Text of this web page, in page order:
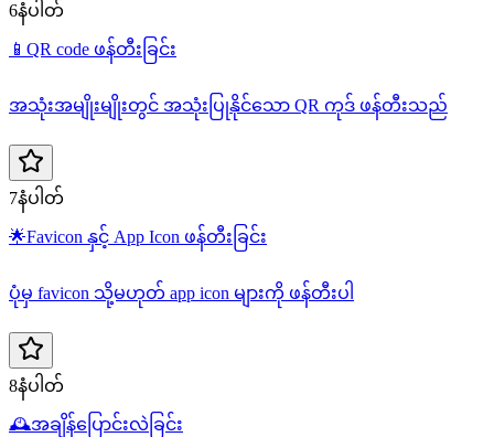
6နံပါတ်
📱 QR code ဖန်တီးခြင်း
အသုံးအမျိုးမျိုးတွင် အသုံးပြုနိုင်သော QR ကုဒ် ဖန်တီးသည်
7နံပါတ်
🌟Favicon နှင့် App Icon ဖန်တီးခြင်း
ပုံမှ favicon သို့မဟုတ် app icon များကို ဖန်တီးပါ
8နံပါတ်
🕰️အချိန်ပြောင်းလဲခြင်း